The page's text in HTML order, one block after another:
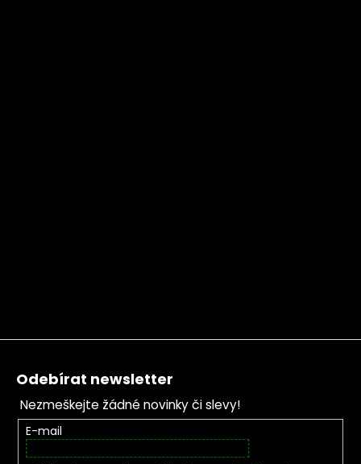
Zápatí
Odebírat newsletter
Nezmeškejte žádné novinky či slevy!
E-mail